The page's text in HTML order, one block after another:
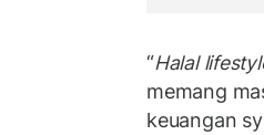
“Halal
memang
keuangan